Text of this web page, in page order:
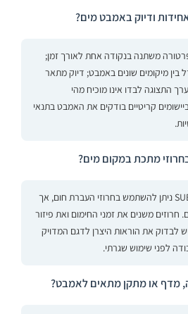
ודיוק באמבט מים?
משתנה בנקודה אחת לאורך זמן;
מיקומים שונים באמבט; דיוק מתאר
התצוגה לבדו אינו מוכיח מהי
קריטיים בודקים את האמבט בתנאי
מתכת במקום מים?
בחלק מדגמי SUB Aqua Pro ניתן להשתמש בחרוזי העברת חום, אך
חרוזים משנים את זמני החימום ואת פיזור
לבדוק את הוראות היצרן לדגם המדויק
לפני שימוש שגרתי.
מדף או מתקן מתאים לאמבט?